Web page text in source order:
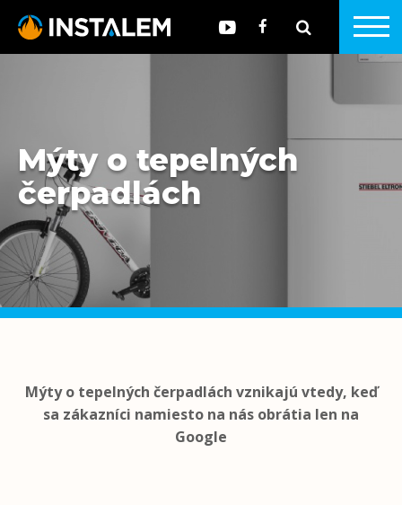
Mýty o tepelných
čerpadlách
Mýty o tepelných čerpadlách vznikajú vtedy, keď
sa zákazníci namiesto na nás obrátia len na
Google